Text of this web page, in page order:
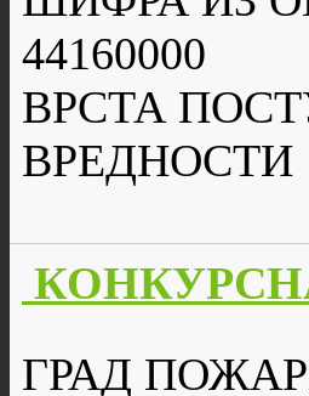
44160000
ВРСТА
ВРЕДНОСТИ
ГРАД